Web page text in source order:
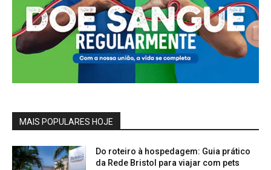
MAIS POPULARES HOJE
Do roteiro à hospedagem: Guia prático
da Rede Bristol para viajar com pets